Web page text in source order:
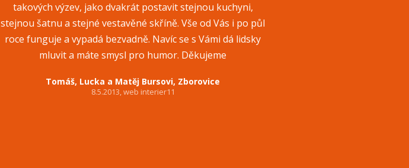
takových výzev, jako dvakrát postavit stejnou kuchyni,
stejnou šatnu a stejné vestavěné skříně. Vše od Vás i po půl
roce funguje a vypadá bezvadně. Navíc se s Vámi dá lidsky
mluvit a máte smysl pro humor. Děkujeme
Tomáš, Lucka a Matěj Bursovi, Zborovice
8.5.2013, web interier11